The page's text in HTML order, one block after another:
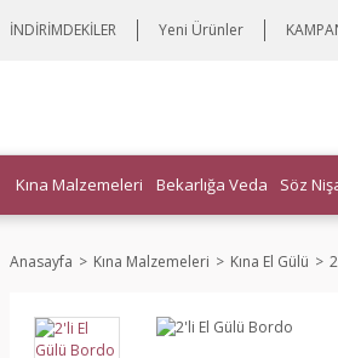
İNDİRİMDEKİLER Yeni Ürünler
Kına Malzemeleri Bekarlığa Veda Söz
Anasayfa Kına Malzemeleri Kına El Gülü